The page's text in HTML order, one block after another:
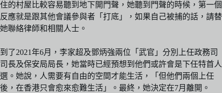
住的村屋比較容易聽到地下開門聲，她聽到門聲的時候，第一個
反應就是跟其他會議參與者「打底」，如果自己被捕的話，請替
她聯絡律師和相關人士。
到了2021年6月，李家超及鄧炳強兩位「武官」分別上任政務司
司長及保安局局長，她當時已經預想到他們或許會是下任特首人
選。她說，人需要有自由的空間才能生活，「但他們兩個上任
後，在香港只會愈來愈難生活」。最終，她決定在7月離開。